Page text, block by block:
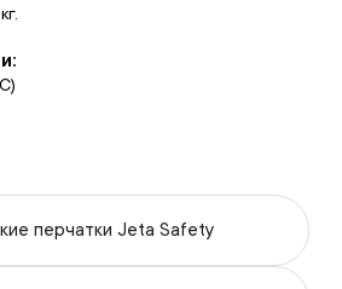
перчатки Jeta Safety